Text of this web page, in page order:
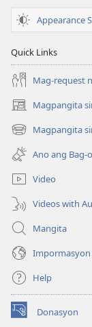
Appearance
Quick Links
Mag-request
Magpangita
(opens
new
window)
Magpangita
(opens
new
window)
Ano ang Bag-
Video
Videos with
Mangita
Impormasyon
Help
Donasyon
(opens